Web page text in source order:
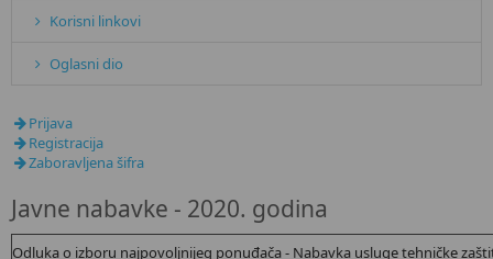
Korisni linkovi
Oglasni dio
Prijava
Registracija
Zaboravljena šifra
Javne nabavke - 2020. godina
Odluka o izboru najpovoljnijeg ponuđača - Nabavka usluge tehničke